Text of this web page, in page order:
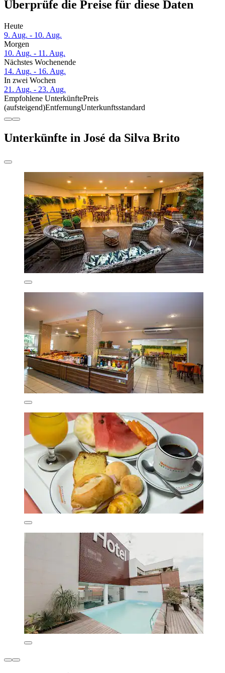
Überprüfe die Preise für diese Daten
Heute
9. Aug. - 10. Aug.
Morgen
10. Aug. - 11. Aug.
Nächstes Wochenende
14. Aug. - 16. Aug.
In zwei Wochen
21. Aug. - 23. Aug.
Empfohlene UnterkünftePreis
(aufsteigend)EntfernungUnterkunftsstandard
Unterkünfte in José da Silva Brito